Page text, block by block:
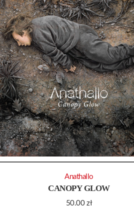
CANOPY GLOW
50.00zł
Anathallo